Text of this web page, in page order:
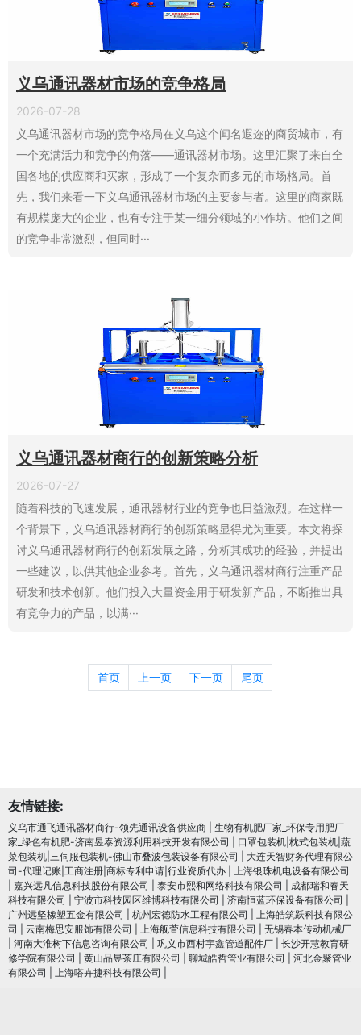
义乌通讯器材市场的竞争格局
2026-07-28
义乌通讯器材市场的竞争格局在义乌这个闻名遐迩的商贸城市，有
一个充满活力和竞争的角落——通讯器材市场。这里汇聚了来自全
国各地的供应商和买家，形成了一个复杂而多元的市场格局。首
先，我们来看一下义乌通讯器材市场的主要参与者。这里的商家既
有规模庞大的企业，也有专注于某一细分领域的小作坊。他们之间
的竞争非常激烈，但同时···
义乌通讯器材商行的创新策略分析
2026-07-27
随着科技的飞速发展，通讯器材行业的竞争也日益激烈。在这样一
个背景下，义乌通讯器材商行的创新策略显得尤为重要。本文将探
讨义乌通讯器材商行的创新发展之路，分析其成功的经验，并提出
一些建议，以供其他企业参考。首先，义乌通讯器材商行注重产品
研发和技术创新。他们投入大量资金用于研发新产品，不断推出具
有竞争力的产品，以满···
首页 上一页 下一页 尾页
友情链接:
义乌市通飞通讯器材商行-领先通讯设备供应商
生物有机肥厂家_环保专用肥厂
家_绿色有机肥-济南昱泰资源利用科技开发有限公司
口罩包装机|枕式包装机|蔬
菜包装机|三伺服包装机-佛山市叠波包装设备有限公司
大连天智财务代理有限公
司-代理记账|工商注册|商标专利申请|行业资质代办
上海银珠机电设备有限公司
嘉兴远凡信息科技股份有限公司 泰安市熙和网络科技有限公司
成都瑞和春天
科技有限公司
宁波市科技园区维博科技有限公司 济南恒蓝环保设备有限公司
广州远坚橡塑五金有限公司
杭州宏德防水工程有限公司
上海皓筑跃科技有限公
司
云南梅思安服饰有限公司 上海舰萱信息科技有限公司
无锡春本传动机械厂
河南大淮树下信息咨询有限公司 巩义市西村宇鑫管道配件厂
长沙开慧教育研
修学院有限公司
黄山品昱茶庄有限公司 聊城皓哲管业有限公司
河北金聚管业
有限公司
上海嗒卉捷科技有限公司